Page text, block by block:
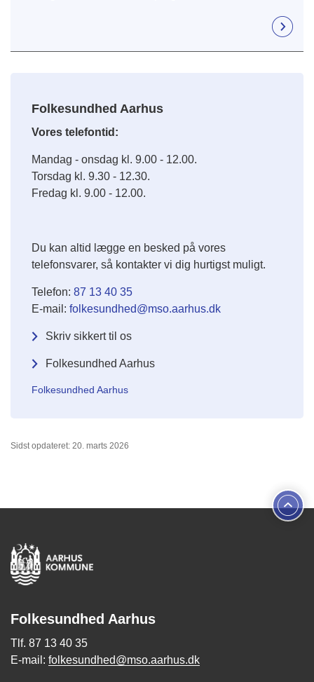
Folkesundhed Aarhus
Vores telefontid:
Mandag - onsdag kl. 9.00 - 12.00.
Torsdag kl. 9.30 - 12.30.
Fredag kl. 9.00 - 12.00.
Du kan altid lægge en besked på vores
telefonsvarer, så kontakter vi dig hurtigst muligt.
Telefon: 87 13 40 35
E-mail: folkesundhed@mso.aarhus.dk
Skriv sikkert til os
Folkesundhed Aarhus
Folkesundhed Aarhus
Sidst opdateret: 20. marts 2026
Folkesundhed Aarhus
Tlf. 87 13 40 35
E-mail: folkesundhed@mso.aarhus.dk